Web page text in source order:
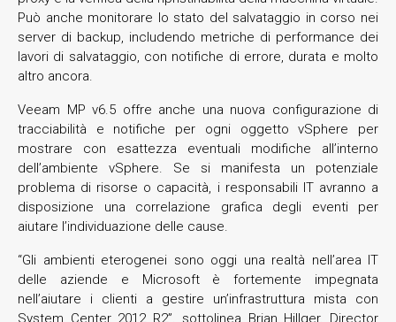
Può anche monitorare lo stato del salvataggio in corso nei
server di backup, includendo metriche di performance dei
lavori di salvataggio, con notifiche di errore, durata e molto
altro ancora.
Veeam MP v6.5 offre anche una nuova configurazione di
tracciabilità e notifiche per ogni oggetto vSphere per
mostrare con esattezza eventuali modifiche all’interno
dell’ambiente vSphere. Se si manifesta un potenziale
problema di risorse o capacità, i responsabili IT avranno a
disposizione una correlazione grafica degli eventi per
aiutare l’individuazione delle cause.
“Gli ambienti eterogenei sono oggi una realtà nell’area IT
delle aziende e Microsoft è fortemente impegnata
nell’aiutare i clienti a gestire un’infrastruttura mista con
System Center 2012 R2”, sottolinea Brian Hillger, Director